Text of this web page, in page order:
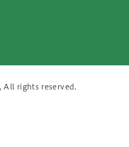
All rights reserved.